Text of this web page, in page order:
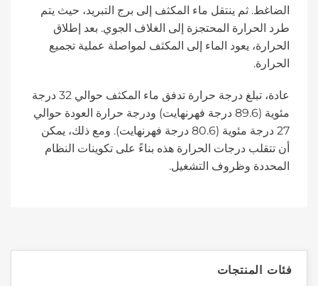
الضاغط. ثم ينتقل ماء المكثف إلى برج التبريد، حيث يتم
طرد الحرارة المحتجزة إلى الغلاف الجوي. بعد إطلاق
الحرارة، يعود الماء إلى المكثف لمواصلة عملية تجميع
الحرارة.
عادة، تبلغ درجة حرارة تدفق ماء المكثف حوالي 32 درجة
مئوية (89.6 درجة فهرنهايت) ودرجة حرارة العودة حوالي
27 درجة مئوية (80.6 درجة فهرنهايت). ومع ذلك، يمكن
أن تتقلب درجات الحرارة هذه بناءً على تكوينات النظام
المحددة وظروف التشغيل.
فئات المنتجات